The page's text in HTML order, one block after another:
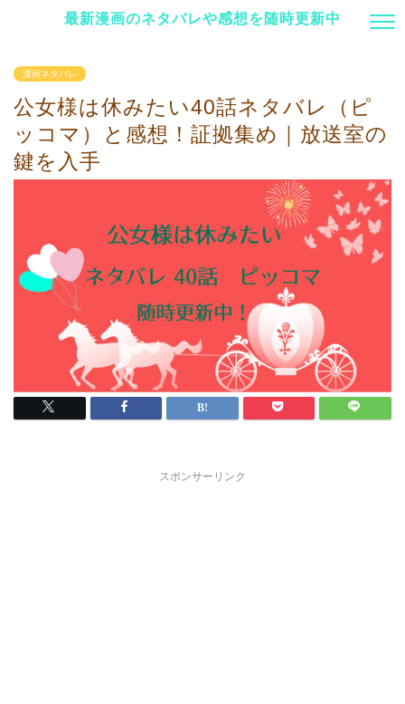
最新漫画のネタバレや感想を随時更新中
漫画ネタバレ
公女様は休みたい40話ネタバレ（ピ
ッコマ）と感想！証拠集め｜放送室の
鍵を入手
スポンサーリンク